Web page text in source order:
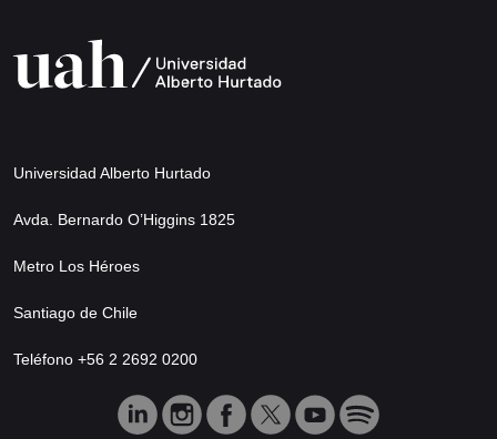
Universidad Alberto Hurtado
Avda. Bernardo O’Higgins 1825
Metro Los Héroes
Santiago de Chile
Teléfono +56 2 2692 0200